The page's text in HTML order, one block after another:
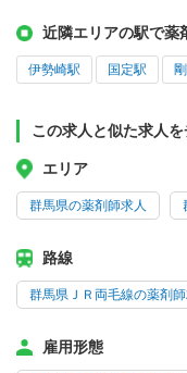
近隣エリアの駅で薬
伊勢崎駅 国定駅
この求人と似た求人を
エリア
群馬県の薬剤師求人
路線
群馬県ＪＲ両毛線の薬剤師
雇用形態